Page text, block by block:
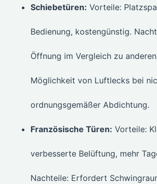
Schiebetüren: Vorteile:
Bedienung, kostengünstig.
Öffnung im Vergleich zu
Möglichkeit von Luftlecks bei
ordnungsgemäßer Abdichtung.
Französische Türen: Vorteile:
verbesserte Belüftung, mehr
Nachteile: Erfordert